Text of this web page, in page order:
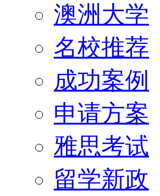
澳洲大学
名校推荐
成功案例
申请方案
雅思考试
留学新政